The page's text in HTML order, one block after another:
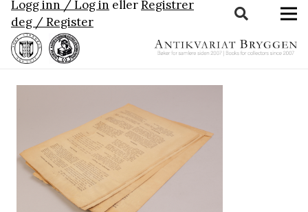
Logg inn / Log in ellerRegistrer
deg / Register